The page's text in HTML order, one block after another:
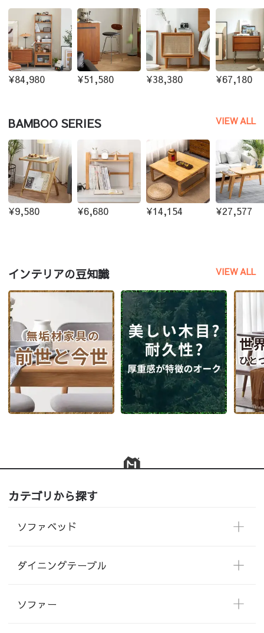
¥84,980 ¥51,580 ¥38,380 ¥67,180
BAMBOO SERIES VIEW ALL
¥9,580 ¥6,680 ¥14,154 ¥27,577
インテリアの豆知識 VIEW ALL
カテゴリから探す
ソファベッド
ダイニングテーブル
ソファー